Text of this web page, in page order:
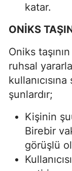
katar.
ONİKS
Oniks
ruhsal
şunlardır;
Kişinin
Birebir
görüşlü